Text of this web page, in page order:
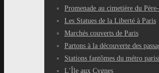
Promenade au cimetière du
Les Statues de la Liberté à Paris
Marchés couverts de Paris
Partons à la découverte des
Stations fantômes du métro
L’Île aux Cygnes